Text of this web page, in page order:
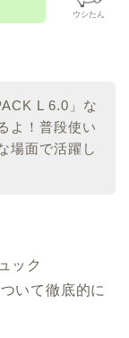
ウシたん
L 6.0」な
よ！普段使い
場面で活躍し
ック
いて徹底的に